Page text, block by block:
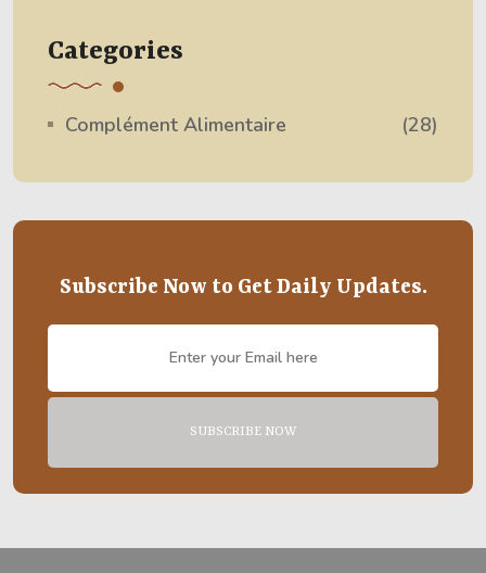
Categories
Complément Alimentaire (28)
Subscribe Now to Get Daily Updates.